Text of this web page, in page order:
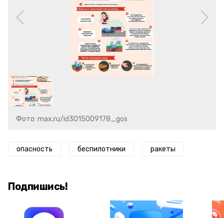
Фото: max.ru/id3015009178_gos
опасность беспилотники ракеты
Подпишись!